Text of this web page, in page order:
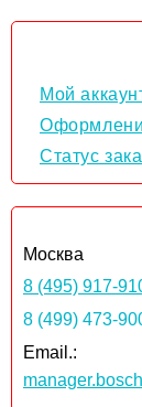
Мой
Статус
Москва
8 (495) 917-
8 (499) 473-
Email.: